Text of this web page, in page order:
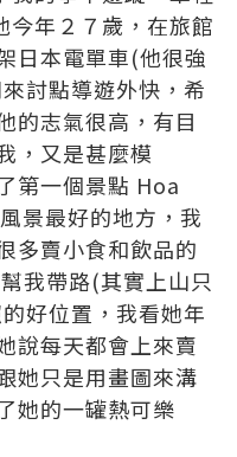
年２７歲，在旅館
日本電單車(他很強
討點導遊外快，希
的志氣很高，有目
，又是甚麼模
第一個景點 Hoa
景最好的地方，我
多賣小食和飲品的
我帶路(其實上山只
好位置，我看她年
說每天都會上來賣
她只是用畫圖來溝
她的一罐熱可樂